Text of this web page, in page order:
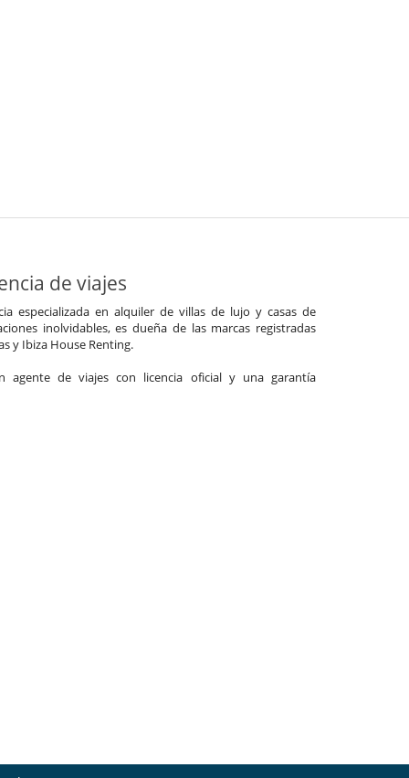
de viajes
especializada en alquiler de villas de lujo y casas de
inolvidables, es dueña de las marcas registradas
y Ibiza House Renting.
agente de viajes con licencia oficial y una garantía